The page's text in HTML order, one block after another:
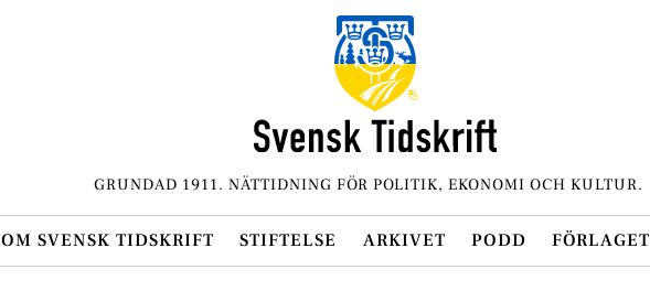
GRUNDAD 1911. NÄTTIDNING FÖR POLITIK, EKONOMI OCH KULTUR.
OM SVENSK TIDSKRIFT STIFTELSE ARKIVET PODD FÖRLAGET